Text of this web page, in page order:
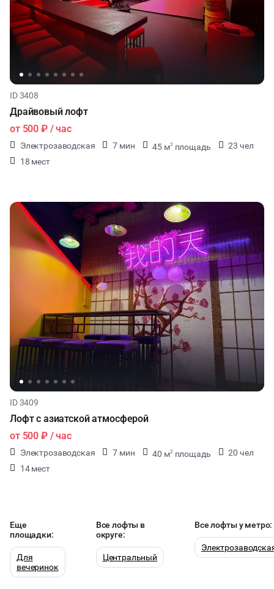
ID 3408
Драйвовый лофт
от 500 ₽/ час
Электрозаводская 7 мин 45 м2 площадь
23 чел
18 мест
ID 3409
Лофт с азиатской атмосферой
от 500 ₽/ час
Электрозаводская 7 мин 40 м2 площадь
20 чел
14 мест
Еще
площадки:
Для
вечеринок
Все лофты в
округе:
Центральный
Все лофты у метро: